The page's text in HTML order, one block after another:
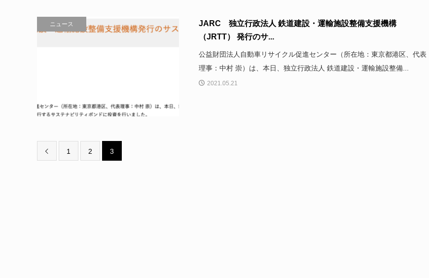
ニュース
JARC 独立行政法人 鉄道建設・運輸施設整備支援機構
（JRTT） 発行のサ...
公益財団法人自動車リサイクル促進センター（所在地：東京都港区、代表
理事：中村 崇）は、本日、独立行政法人 鉄道建設・運輸施設整備...
2021.05.21
 1 2 3